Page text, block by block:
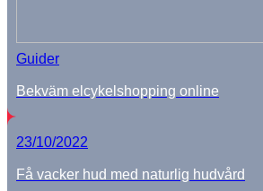
Guider
Bekväm elcykelshopping online
23/10/2022
Få vacker hud med naturlig hudvård